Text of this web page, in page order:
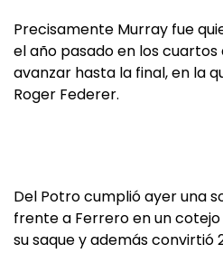
Precisamente Murray fue
el año pasado en los
avanzar hasta la final, en la
Roger Federer.
Del Potro cumplió ayer una
frente a Ferrero en un
su saque y además convirtió